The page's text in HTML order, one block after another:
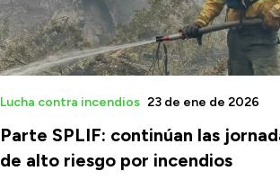
Parte SPLIF: continúan las
de alto riesgo por incendios
Lucha contra incendios 23 de ene de 2026